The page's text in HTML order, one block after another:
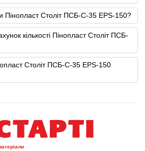
Пінопласт Століт ПСБ-С-35 EPS-150?
кількості Пінопласт Століт ПСБ-
Століт ПСБ-С-35 EPS-150